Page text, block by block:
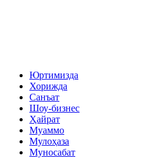
Юртимизда
Хорижда
Санъат
Шоу-бизнес
Ҳайрат
Муаммо
Мулоҳаза
Муносабат